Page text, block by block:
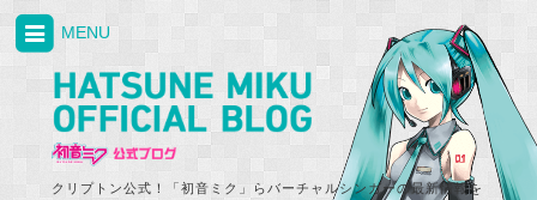
クリプトン公式！「初音ミク」らバーチャルシンガーの最新情報を
MENU